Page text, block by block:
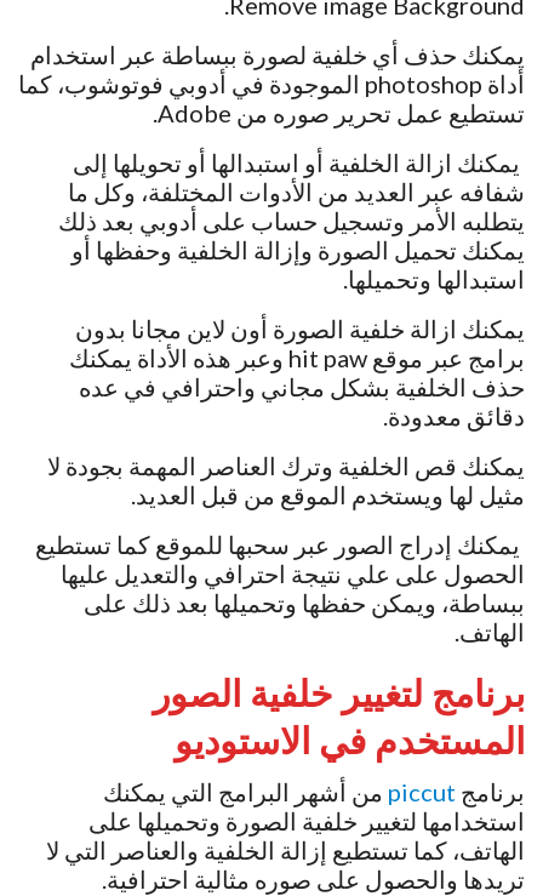
يمكنك حذف أي خلفية لصورة ببساطة عبر استخدام
أداة photoshop الموجودة في أدوبي فوتوشوب، كما
تستطيع عمل تحرير صوره من Adobe.
يمكنك ازالة الخلفية أو استبدالها أو تحويلها إلى
شفافه عبر العديد من الأدوات المختلفة، وكل ما
يتطلبه الأمر وتسجيل حساب على أدوبي بعد ذلك
يمكنك تحميل الصورة وإزالة الخلفية وحفظها أو
استبدالها وتحميلها.
يمكنك ازالة خلفية الصورة أون لاين مجانا بدون
برامج عبر موقع hit paw وعبر هذه الأداة يمكنك
حذف الخلفية بشكل مجاني واحترافي في عده
دقائق معدودة.
يمكنك قص الخلفية وترك العناصر المهمة بجودة لا
مثيل لها ويستخدم الموقع من قبل العديد.
يمكنك إدراج الصور عبر سحبها للموقع كما تستطيع
الحصول على علي نتيجة احترافي والتعديل عليها
ببساطة، ويمكن حفظها وتحميلها بعد ذلك على
الهاتف.
برنامج لتغيير خلفية الصور
المستخدم في الاستوديو
برنامج piccut من أشهر البرامج التي يمكنك
استخدامها لتغيير خلفية الصورة وتحميلها على
الهاتف، كما تستطيع إزالة الخلفية والعناصر التي لا
تريدها والحصول على صوره مثالية احترافية.